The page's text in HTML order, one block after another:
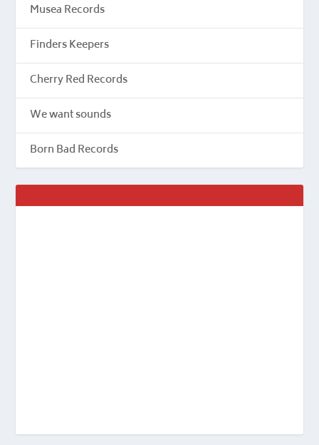
Musea Records
Finders Keepers
Cherry Red Records
We want sounds
Born Bad Records